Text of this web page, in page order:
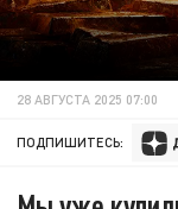
28 АВГУСТА 2025 07:00
ПОДПИШИТЕСЬ: